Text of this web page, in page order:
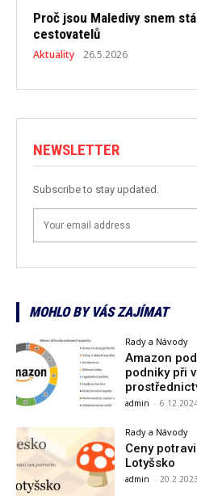
Proč jsou Maledivy snem
cestovatelů
Aktuality 26.5.2026
NEWSLETTER
Subscribe to stay updated.
MOHLO BY VÁS ZAJÍMAT
Rady a Návody
Amazon
podniky při
admin -
Rady a Návody
Ceny
Lotyšsko
admin - 20.2.2023